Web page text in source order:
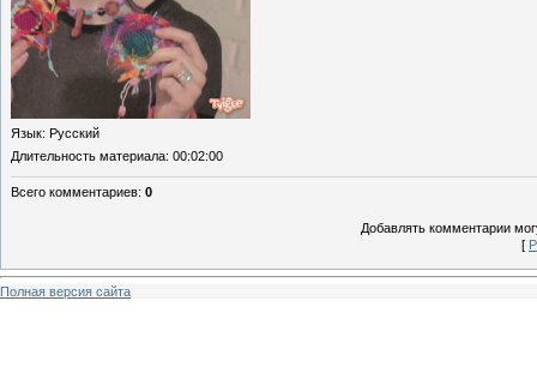
Язык: Русский
Длительность материала: 00:02:00
Всего комментариев: 0
Добавлять комментарии
[
Полная версия сайта